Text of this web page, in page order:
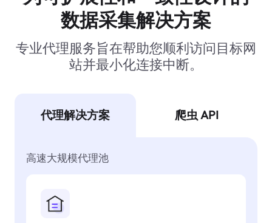
数据采集解决方案
专业代理服务旨在帮助您顺利访问目标网
站并最小化连接中断。
代理解决方案 爬虫 API
高速大规模代理池